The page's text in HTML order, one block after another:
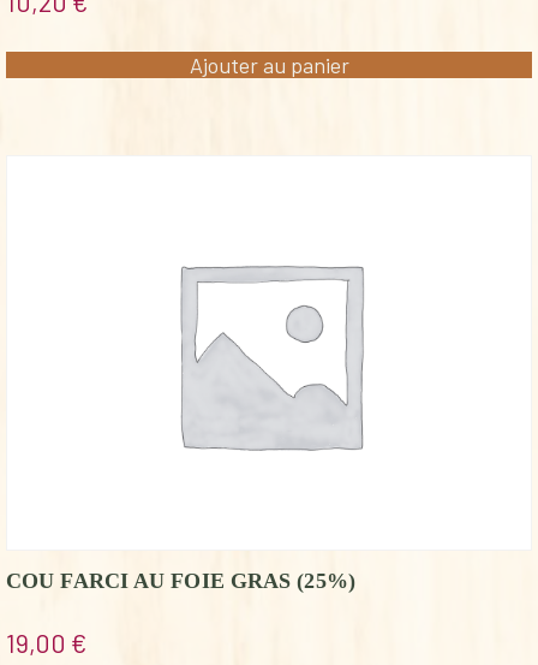
Ajouter au panier
COU FARCI AU FOIE GRAS (25%)
19,00 €